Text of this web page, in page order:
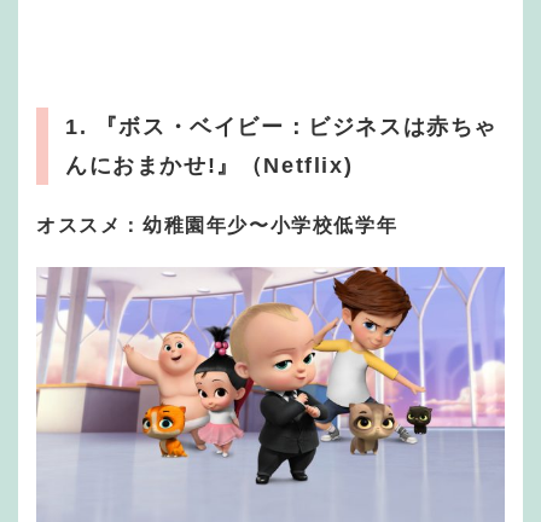
1. 『ボス・ベイビー：ビジネスは赤ちゃ
んにおまかせ!』（Netflix)
オススメ：幼稚園年少〜小学校低学年